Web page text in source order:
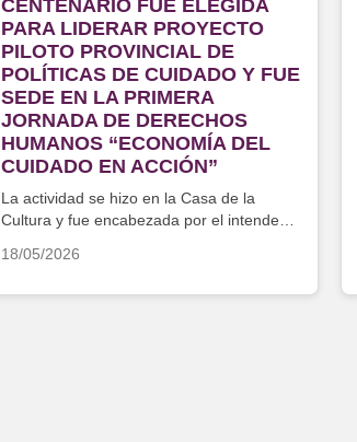
CENTENARIO FUE ELEGIDA
PARA LIDERAR PROYECTO
PILOTO PROVINCIAL DE
POLÍTICAS DE CUIDADO Y FUE
SEDE EN LA PRIMERA
JORNADA DE DERECHOS
HUMANOS “ECONOMÍA DEL
CUIDADO EN ACCIÓN”
La actividad se hizo en la Casa de la
Cultura y fue encabezada por el intendente
18/05/2026